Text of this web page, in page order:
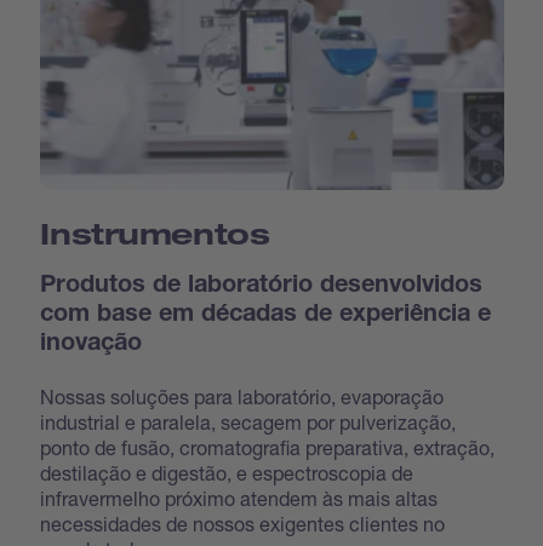
Instrumentos
Produtos de laboratório desenvolvidos
com base em décadas de experiência e
inovação
Nossas soluções para laboratório, evaporação
industrial e paralela, secagem por pulverização,
ponto de fusão, cromatografia preparativa, extração,
destilação e digestão, e espectroscopia de
infravermelho próximo atendem às mais altas
necessidades de nossos exigentes clientes no